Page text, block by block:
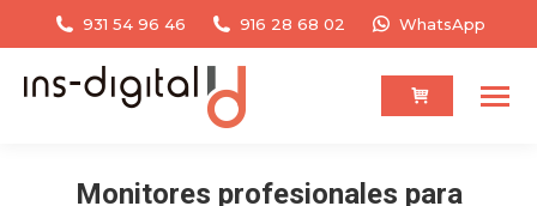
931 54 96 46 916 28 68 02 WhatsApp
Monitores profesionales para